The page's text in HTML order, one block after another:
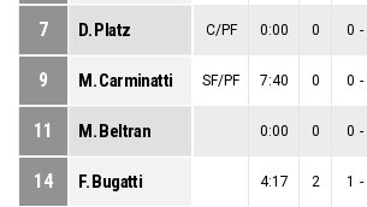
7 D. Platz C/PF 0:00 0 0 -
9 M. Carminatti SF/PF 7:40 0 0 -
11 M. Beltran 0:00 0 0 -
14 F. Bugatti 4:17 2 1 -